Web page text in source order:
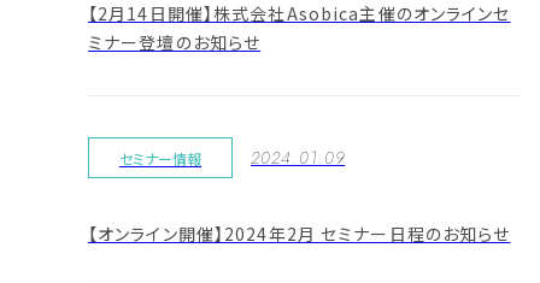
【2月14日開催】株式会社Asobica主催のオンラインセ
ミナー登壇のお知らせ
セミナー情報 2024.01.09
【オンライン開催】2024年2月 セミナー日程のお知らせ